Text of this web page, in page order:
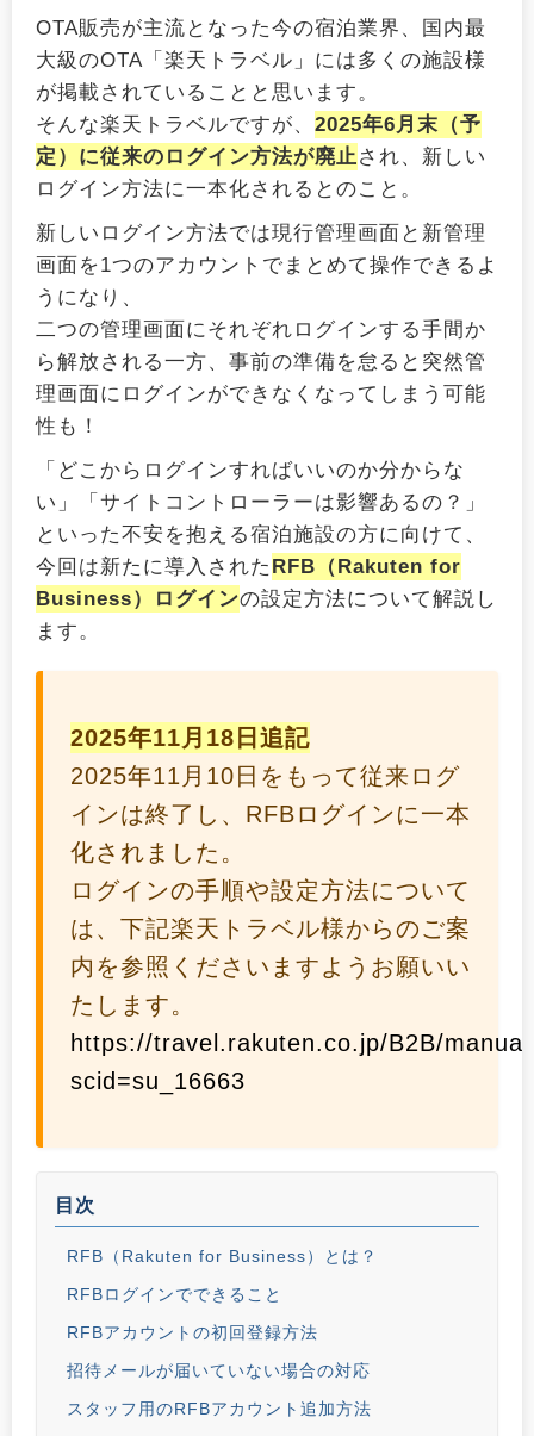
OTA販売が主流となった今の宿泊業界、国内最
大級のOTA「楽天トラベル」には多くの施設様
が掲載されていることと思います。
そんな楽天トラベルですが、 2025年6月末（予
定）に従来のログイン方法が廃止され、新しい
ログイン方法に一本化されるとのこと。
新しいログイン方法では現行管理画面と新管理
画面を1つのアカウントでまとめて操作できるよ
うになり、
二つの管理画面にそれぞれログインする手間か
ら解放される一方、事前の準備を怠ると突然管
理画面にログインができなくなってしまう可能
性も！
「どこからログインすればいいのか分からな
い」「サイトコントローラーは影響あるの？」
といった不安を抱える宿泊施設の方に向けて、
今回は新たに導入された RFB（Rakuten for
Business）ログインの設定方法について解説し
ます。
2025年11月18日追記
2025年11月10日をもって従来ログ
インは終了し、RFBログインに一本
化されました。
ログインの手順や設定方法について
は、下記楽天トラベル様からのご案
内を参照くださいますようお願いい
たします。
https://travel.rakuten.co.jp/B2B/
scid=su_16663
目次
RFB（Rakuten for Business）とは？
RFBログインでできること
RFBアカウントの初回登録方法
招待メールが届いていない場合の対応
スタッフ用のRFBアカウント追加方法